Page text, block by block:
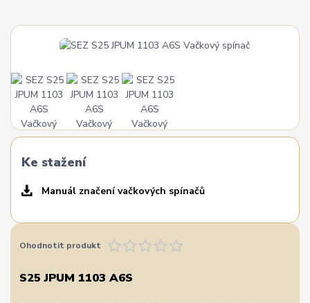
Ke stažení
Manuál značení vačkových spínačů
Ohodnotit produkt
S25 JPUM 1103 A6S